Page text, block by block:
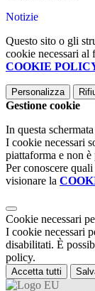
Notizie
Questo sito o gli
cookie necessari
COOKIE
Personalizza
Gestione cookie
In questa
I cookie necessari
piattaforma e non
Per conoscere
visionare la
Cookie necessari
I cookie necessari
disabilitati. È
policy.
Accetta tutti